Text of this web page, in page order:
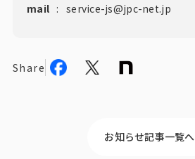
mail : service-js@jpc-net.jp
Share
お知らせ記事一覧へ